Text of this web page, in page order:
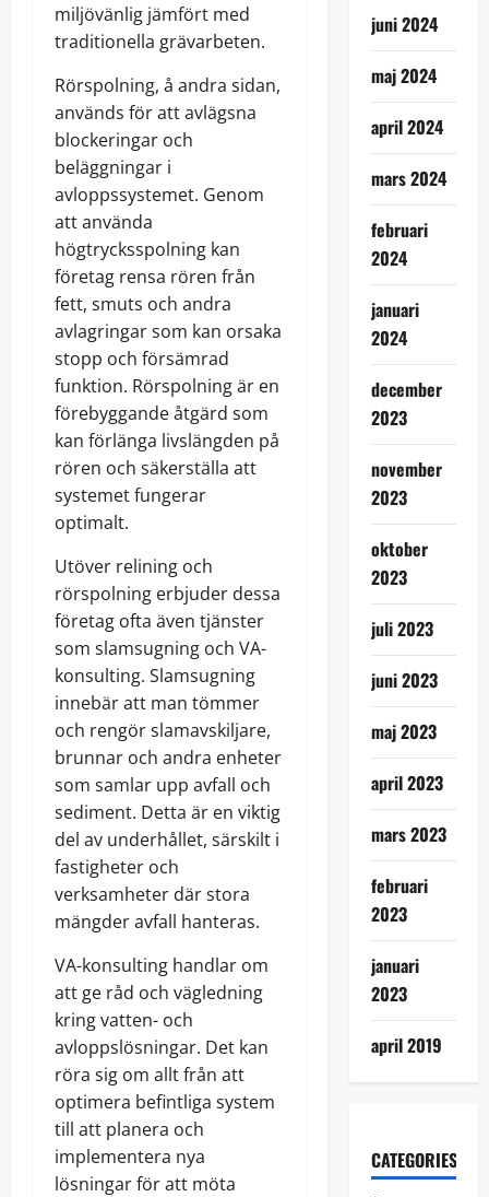
miljövänlig jämfört med
traditionella grävarbeten.
Rörspolning, å andra sidan,
används för att avlägsna
blockeringar och
beläggningar i
avloppssystemet. Genom
att använda
högtrycksspolning kan
företag rensa rören från
fett, smuts och andra
avlagringar som kan orsaka
stopp och försämrad
funktion. Rörspolning är en
förebyggande åtgärd som
kan förlänga livslängden på
rören och säkerställa att
systemet fungerar
optimalt.
Utöver relining och
rörspolning erbjuder dessa
företag ofta även tjänster
som slamsugning och VA-
konsulting. Slamsugning
innebär att man tömmer
och rengör slamavskiljare,
brunnar och andra enheter
som samlar upp avfall och
sediment. Detta är en viktig
del av underhållet, särskilt i
fastigheter och
verksamheter där stora
mängder avfall hanteras.
VA-konsulting handlar om
att ge råd och vägledning
kring vatten- och
avloppslösningar. Det kan
röra sig om allt från att
optimera befintliga system
till att planera och
implementera nya
lösningar för att möta
juni 2024
maj 2024
april 2024
mars 2024
februari
2024
januari
2024
december
2023
november
2023
oktober
2023
juli 2023
juni 2023
maj 2023
april 2023
mars 2023
februari
2023
januari
2023
april 2019
CATEGORIES